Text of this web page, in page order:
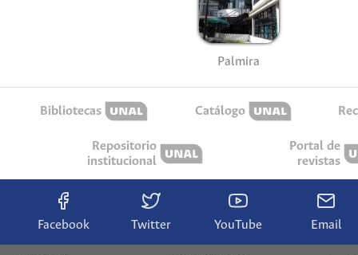
Palmira
Bibliotecas Catálogo
Repositorio
institucional
Portal de
revistas
Facebook Twitter YouTube Email